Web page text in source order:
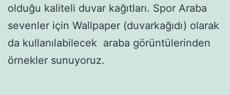
olduğu kaliteli duvar kağıtları. Spor Araba
sevenler için Wallpaper (duvarkağıdı) olarak
da kullanılabilecek araba görüntülerinden
örnekler sunuyoruz.